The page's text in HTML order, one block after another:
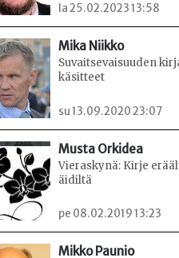
la 25.02.2023 13:58
Mika Niikko
Suvaitsevaisuuden
käsitteet
su 13.09.2020 23:07
Musta Orkidea
Vieraskynä: Kirje
äidiltä
pe 08.02.2019 13:23
Mikko Paunio